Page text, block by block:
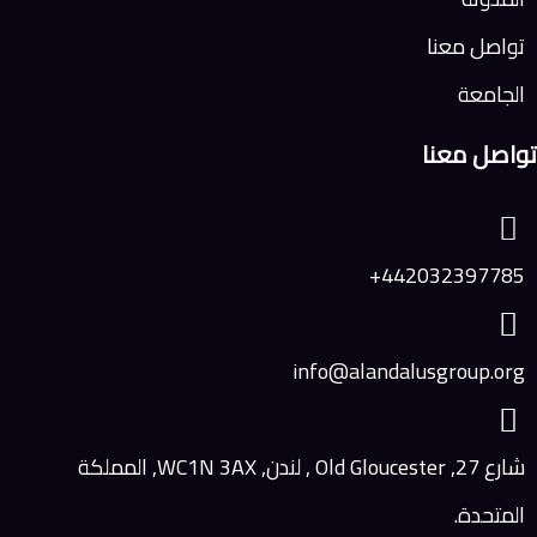
شارع 27, Old Gloucester , لندن, WC1N 3AX, المملكة